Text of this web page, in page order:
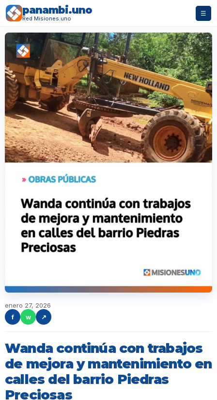
panambi.uno
Red Misiones.uno
☰
enero 27, 2026
f
w ↗
Wanda continúa con trabajos
de mejora y mantenimiento en
calles del barrio Piedras
Preciosas